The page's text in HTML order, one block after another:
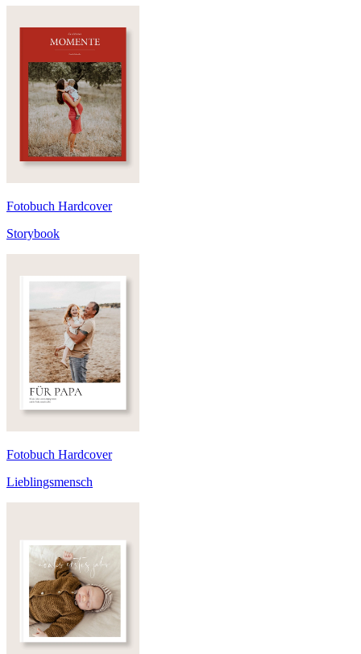
Fotobuch Hardcover
Storybook
Fotobuch Hardcover
Lieblingsmensch